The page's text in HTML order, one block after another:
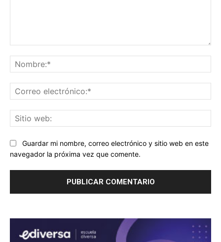
Guardar mi nombre, correo electrónico y sitio web en este
navegador la próxima vez que comente.